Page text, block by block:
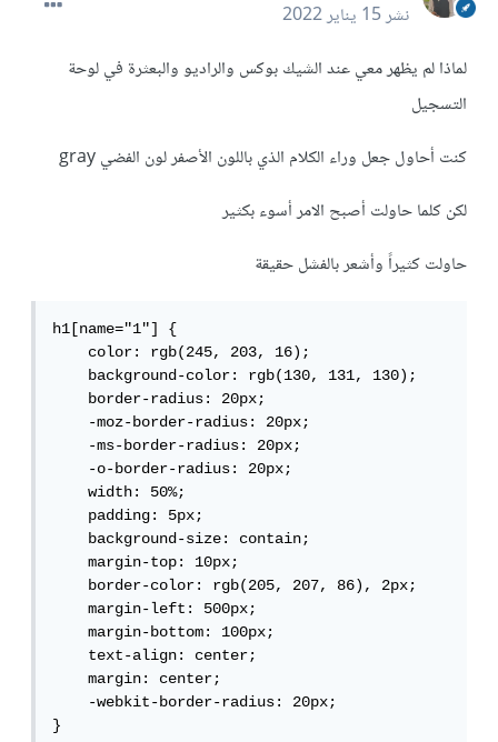
نشر15 يناير 2022
لماذا لم يظهر معي عند الشيك بوكس والراديو والبعثرة في لوحة
التسجيل
كنت أحاول جعل وراء الكلام الذي باللون الأصفر لون الفضي gray
لكن كلما حاولت أصبح الامر أسوء بكثير
حاولت كثيراً وأشعر بالفشل حقيقة
h1[name="1"] {
    color: rgb(245, 203, 16);
    background-color: rgb(130, 131, 130);
    border-radius: 20px;
    -moz-border-radius: 20px;
    -ms-border-radius: 20px;
    -o-border-radius: 20px;
    width: 50%;
    padding: 5px;
    background-size: contain;
    margin-top: 10px;
    border-color: rgb(205, 207, 86), 2px;
    margin-left: 500px;
    margin-bottom: 100px;
    text-align: center;
    margin: center;
    -webkit-border-radius: 20px;
}